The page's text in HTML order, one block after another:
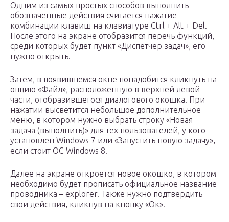
Одним из самых простых способов выполнить
обозначенные действия считается нажатие
комбинации клавиш на клавиатуре Ctrl + Alt + Del.
После этого на экране отобразится перечь функций,
среди которых будет пункт «Диспетчер задач», его
нужно открыть.
Затем, в появившемся окне понадобится кликнуть на
опцию «Файл», расположенную в верхней левой
части, отобразившегося диалогового окошка. При
нажатии высветится небольшое дополнительное
меню, в котором нужно выбрать строку «Новая
задача (выполнить)» для тех пользователей, у кого
установлен Windows 7 или «Запустить новую задачу»,
если стоит ОС Windows 8.
Далее на экране откроется новое окошко, в котором
необходимо будет прописать официальное название
проводника – explorer. Также нужно подтвердить
свои действия, кликнув на кнопку «Ок».